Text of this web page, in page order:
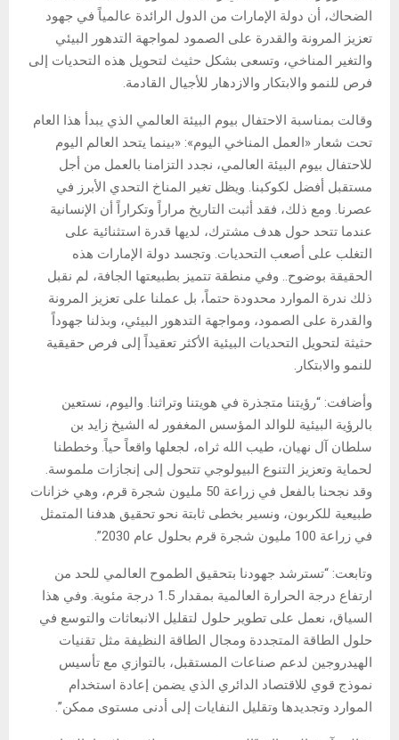
الضحاك، أن دولة الإمارات من الدول الرائدة عالمياً في جهود
تعزيز المرونة والقدرة على الصمود لمواجهة التدهور البيئي
والتغير المناخي، وتسعى بشكل حثيث لتحويل هذه التحديات إلى
فرص للنمو والابتكار والازدهار للأجيال القادمة.
وقالت بمناسبة الاحتفال بيوم البيئة العالمي الذي يبدأ هذا العام
تحت شعار «العمل المناخي اليوم»: «بينما يتحد العالم اليوم
للاحتفال بيوم البيئة العالمي، نجدد التزامنا بالعمل من أجل
مستقبل أفضل لكوكبنا. ويظل تغير المناخ التحدي الأبرز في
عصرنا. ومع ذلك، فقد أثبت التاريخ مراراً وتكراراً أن الإنسانية
عندما تتحد حول هدف مشترك، لديها قدرة استثنائية على
التغلب على أصعب التحديات. وتجسد دولة الإمارات هذه
الحقيقة بوضوح.. وفي منطقة تتميز بطبيعتها الجافة، لم نقبل
ذلك ندرة الموارد محدودة حتماً، بل عملنا على تعزيز المرونة
والقدرة على الصمود، ومواجهة التدهور البيئي، وبذلنا جهوداً
حثيثة لتحويل التحديات البيئية الأكثر تعقيداً إلى فرص حقيقية
للنمو والابتكار.
وأضافت: “رؤيتنا متجذرة في هويتنا وتراثنا. واليوم، نستعين
بالرؤية البيئية للوالد المؤسس المغفور له الشيخ زايد بن
سلطان آل نهيان، طيب الله ثراه، لجعلها واقعاً حياً. وخططنا
لحماية وتعزيز التنوع البيولوجي تتحول إلى إنجازات ملموسة.
وقد نجحنا بالفعل في زراعة 50 مليون شجرة قرم، وهي خزانات
طبيعية للكربون، ونسير بخطى ثابتة نحو تحقيق هدفنا المتمثل
في زراعة 100 مليون شجرة قرم بحلول عام 2030”.
وتابعت: “تسترشد جهودنا بتحقيق الطموح العالمي للحد من
ارتفاع درجة الحرارة العالمية بمقدار 1.5 درجة مئوية. وفي هذا
السياق، نعمل على تطوير حلول لتقليل الانبعاثات والتوسع في
حلول الطاقة المتجددة ومجال الطاقة النظيفة مثل تقنيات
الهيدروجين لدعم صناعات المستقبل، بالتوازي مع تأسيس
نموذج قوي للاقتصاد الدائري الذي يضمن إعادة استخدام
الموارد وتجديدها وتقليل النفايات إلى أدنى مستوى ممكن”.